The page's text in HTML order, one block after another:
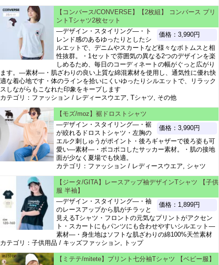
【コンバース/CONVERSE】【2枚組】 コンバース プリ
ントTシャツ2枚セット
価格：3,990円
―デザイン・スタイリング―・ト
レンド感のあるゆったりとしたシ
ルエットで、デニムやスカートなど様々なボトムスと相
性抜群。・1セットで雰囲気の異なる2つのデザインを楽
しめるため、毎日のコーディネートの幅がぐっと広がり
ます。―素材―・肌ざわりの良い上質な綿混素材を使用し、通気性に優れ快
適な着心地です・体のラインを拾いにくいゆったりシルエットで、リラック
スしながらもこなれた印象をキープします
カテゴリ：ファッション / レディースウエア, Tシャツ, その他
【モズ/moz】裾ドロストシャツ
価格：3,990円
―デザイン・スタイリング―・裾
が絞れるドロストシャツ・左胸の
エルク刺しゅうがポイント・後ろギャザーで後ろ姿も可
愛い―素材―・ポコポコしたサッカー素材。・肌の接地
面が少なく夏場でも快適。
カテゴリ：ファッション / レディースウエア, シャツ
【ジータ/GITA】レースアップ袖デザインTシャツ 【子供
服 半袖】
価格：1,899円
―デザイン・スタイリング―・袖
のレースアップから肌がチラッと
見えるTシャツ・フロントの元気なプリントがアクセン
ト・スカートにもパンツにも合わせやすいシルエット―
素材―・身生地はソフトな肌ざわりの綿100%天竺素材
カテゴリ：子供用品 / キッズファッション, トップ
【ミテテ/mitete】プリント七分袖Tシャツ 【ベビー服】